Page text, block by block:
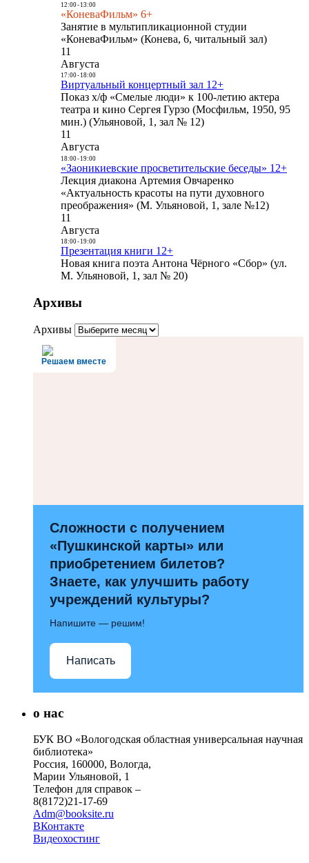
12:00- 13:00
«КоневаФильм» 6+
Занятие в мультипликационной студии
«КоневаФильм» (Конева, 6, читальный зал)
11
Августа
17:00- 18:00
Виртуальный концертный зал 12+
Показ х/ф «Смелые люди» к 100-летию актера
театра и кино Сергея Гурзо (Мосфильм, 1950, 95
мин.) (Ульяновой, 1, зал № 12)
11
Августа
18:00- 19:00
«Заоникиевские просветительские беседы» 12+
Лекция диакона Артемия Овчаренко
«Актуальность красоты на пути духовного
преображения» (М. Ульяновой, 1, зале №12)
11
Августа
18:00- 19:00
Презентация книги 12+
Новая книга поэта Антона Чёрного «Сбор» (ул.
М. Ульяновой, 1, зал № 20)
Архивы
Архивы
Решаем вместе
Сложности с получением
«Пушкинской карты» или
приобретением билетов?
Знаете, как улучшить работу
учреждений культуры?
Напишите — решим!
Написать
о нас
БУК ВО «Вологодская областная универсальная научная
библиотека»
Россия, 160000, Вологда,
Марии Ульяновой, 1
Телефон для справок –
8(8172)21-17-69
Adm@booksite.ru
ВКонтакте
Видеохостинг